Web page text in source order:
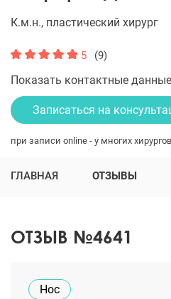
К.м.н., пластический хирург
5 (9)
Показать контактные данные
Записаться на
при записи online - у многих
ГЛАВНАЯ ОТЗЫВЫ
ОТЗЫВ №4641
Нос